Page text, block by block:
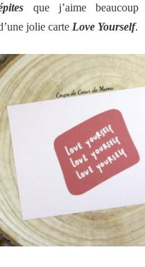
que j’aime
jolie carte Love Yourself.